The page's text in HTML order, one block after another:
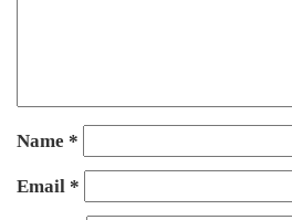
Name *
Email *